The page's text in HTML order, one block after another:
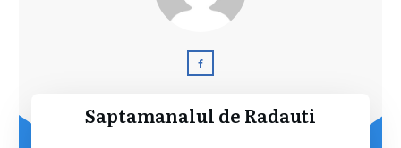
Saptamanalul de Radauti